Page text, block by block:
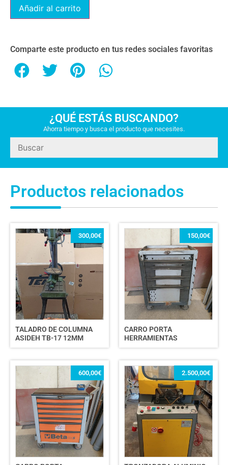
Añadir al carrito
Comparte este producto en tus redes sociales favoritas
¿QUÉ ESTÁS BUSCANDO?
Ahorra tiempo y busca el producto que necesites.
Productos relacionados
TALADRO DE COLUMNA
ASIDEH TB-17 12MM
300,00€
CARRO PORTA
HERRAMIENTAS
150,00€
600,00€ 2.500,00€